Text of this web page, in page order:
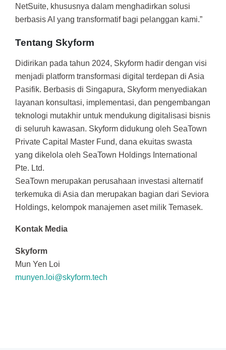
NetSuite, khususnya dalam menghadirkan solusi
berbasis AI yang transformatif bagi pelanggan kami.”
Tentang Skyform
Didirikan pada tahun 2024, Skyform hadir dengan visi
menjadi platform transformasi digital terdepan di Asia
Pasifik. Berbasis di Singapura, Skyform menyediakan
layanan konsultasi, implementasi, dan pengembangan
teknologi mutakhir untuk mendukung digitalisasi bisnis
di seluruh kawasan. Skyform didukung oleh SeaTown
Private Capital Master Fund, dana ekuitas swasta
yang dikelola oleh SeaTown Holdings International
Pte. Ltd.
SeaTown merupakan perusahaan investasi alternatif
terkemuka di Asia dan merupakan bagian dari Seviora
Holdings, kelompok manajemen aset milik Temasek.
Kontak Media
Skyform
Mun Yen Loi
munyen.loi@skyform.tech